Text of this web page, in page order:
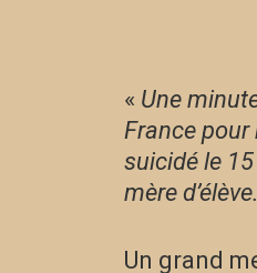
« Une
France pour
suicidé le
mère
Un grand